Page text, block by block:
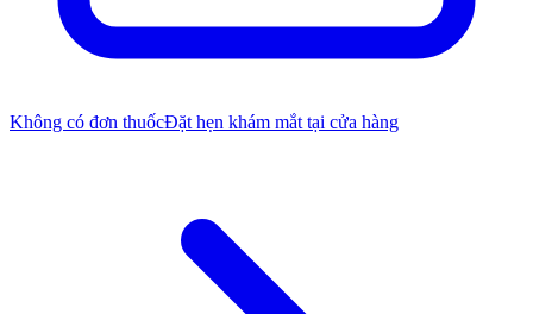
Không có đơn thuốcĐặt hẹn khám mắt tại cửa hàng